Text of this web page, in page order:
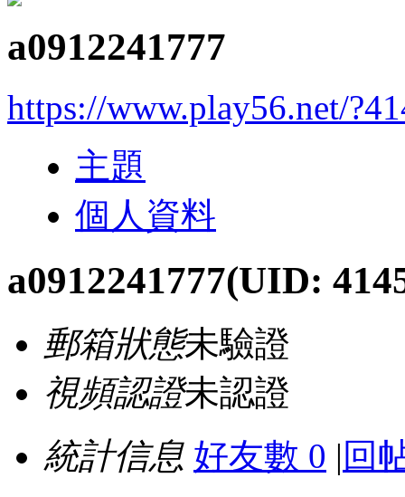
a0912241777
https://www.play56.net/
主題
個人資料
a0912241777(UID:
郵箱狀態未驗證
視頻認證未認證
統計信息 好友數 0 | 回